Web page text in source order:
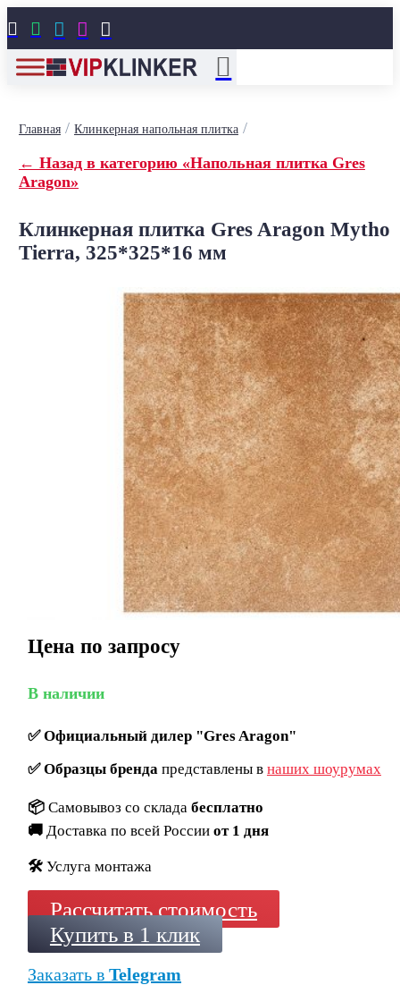
    
Главная/ Клинкерная напольная плитка/
← Назад в категорию «Напольная плитка Gres
Aragon»
Клинкерная плитка Gres Aragon Mytho
Tierra, 325*325*16 мм
Цена по запросу
В наличии
✅Официальный дилер "Gres Aragon"
✅Образцы брендапредставлены в наших шоурумах
📦 Самовывоз со склада бесплатно
🚚 Доставка по всей России от 1 дня
🛠️ Услуга монтажа
Рассчитать стоимость
Купить в 1 клик
Заказать в Telegram